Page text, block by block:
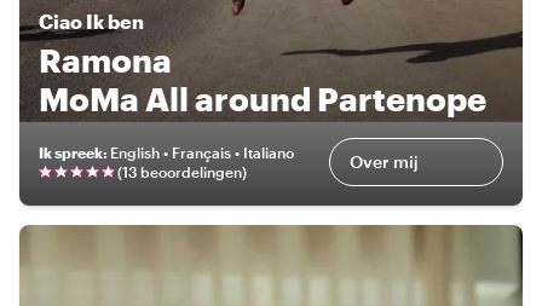
Ciao Ik ben
Ramona
MoMa All around Partenope
Ik spreek: English • Français • Italiano
(13 beoordelingen) Over mij